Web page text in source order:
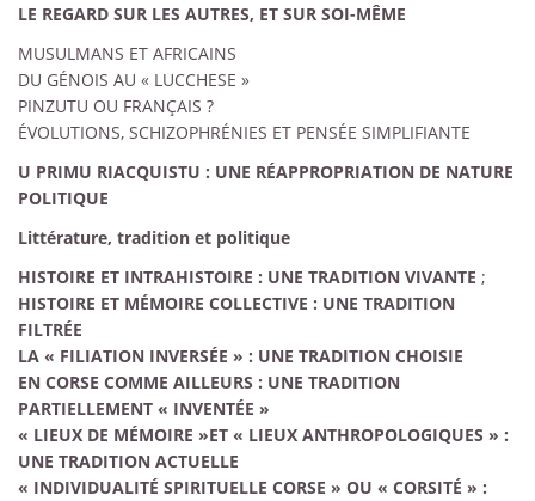
LE REGARD SUR LES AUTRES, ET SUR SOI-MÊME
MUSULMANS ET AFRICAINS
DU GÉNOIS AU « LUCCHESE »
PINZUTU OU FRANÇAIS ?
ÉVOLUTIONS, SCHIZOPHRÉNIES ET PENSÉE SIMPLIFIANTE
U PRIMU RIACQUISTU : UNE RÉAPPROPRIATION DE NATURE
POLITIQUE
Littérature, tradition et politique
HISTOIRE ET INTRAHISTOIRE : UNE TRADITION VIVANTE ;
HISTOIRE ET MÉMOIRE COLLECTIVE : UNE TRADITION
FILTRÉE
LA « FILIATION INVERSÉE » : UNE TRADITION CHOISIE
EN CORSE COMME AILLEURS : UNE TRADITION
PARTIELLEMENT « INVENTÉE »
« LIEUX DE MÉMOIRE »ET « LIEUX ANTHROPOLOGIQUES » :
UNE TRADITION ACTUELLE
« INDIVIDUALITÉ SPIRITUELLE CORSE » OU « CORSITÉ » :